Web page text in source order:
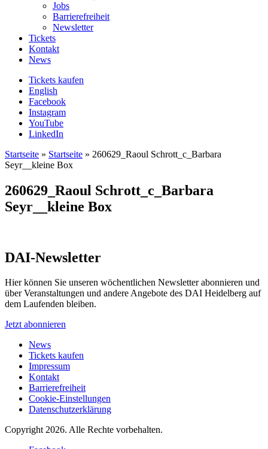
Jobs
Barrierefreiheit
Newsletter
Tickets
Kontakt
News
Tickets kaufen
English
Facebook
Instagram
YouTube
LinkedIn
Startseite » Startseite » 260629_Raoul Schrott_c_Barbara
Seyr__kleine Box
260629_Raoul Schrott_c_Barbara
Seyr__kleine Box
DAI-Newsletter
Hier können Sie unseren wöchentlichen Newsletter abonnieren und
über Veranstaltungen und andere Angebote des DAI Heidelberg auf
dem Laufenden bleiben.
Jetzt abonnieren
News
Tickets kaufen
Impressum
Kontakt
Barrierefreiheit
Cookie-Einstellungen
Datenschutzerklärung
Copyright 2026. Alle Rechte vorbehalten.